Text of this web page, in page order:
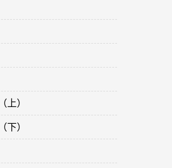
上）
下）